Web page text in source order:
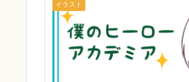
イラスト